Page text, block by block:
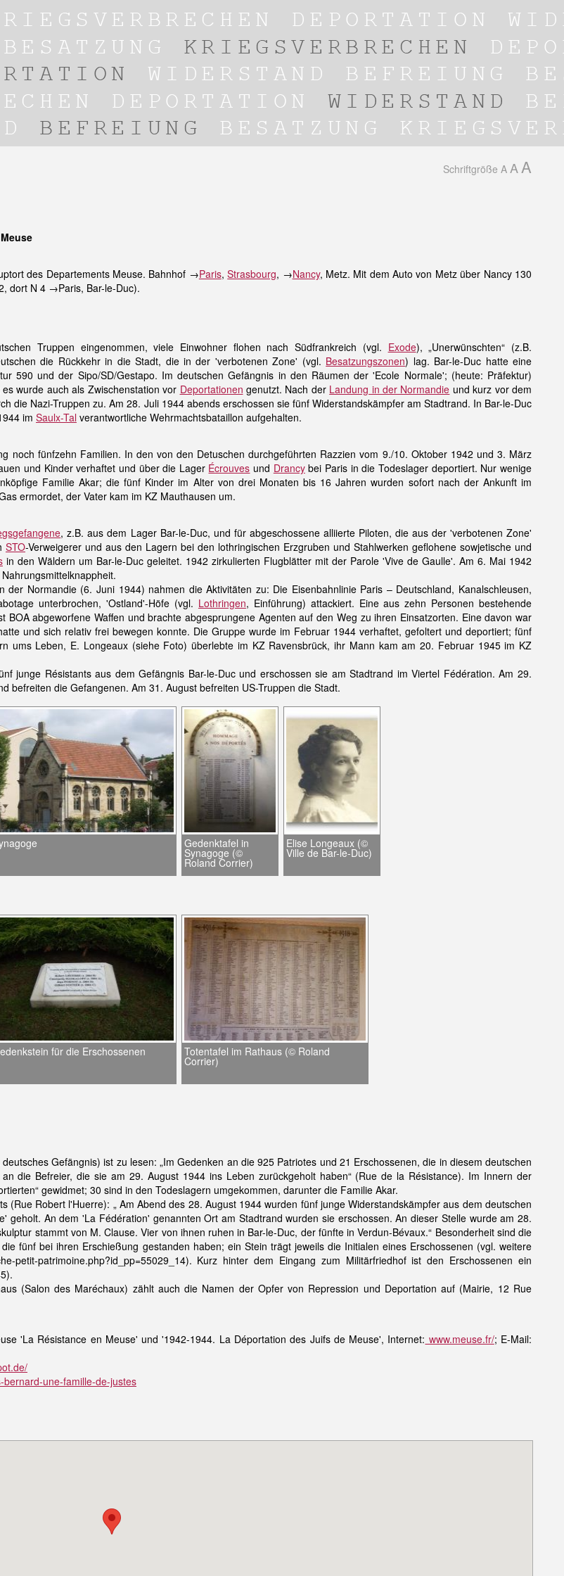
Schriftgröße A A A
des Departements Meuse. Bahnhof →Paris,Strasbourg, →Nancy, Metz. Mit dem Auto von Metz über Nancy 130
dort N 4 →Paris, Bar-le-Duc).
Truppen eingenommen, viele Einwohner flohen nach Südfrankreich (vgl. Exode), „Unerwünschten“ (z.B.
die Rückkehr in die Stadt, die in der 'verbotenen Zone' (vgl. Besatzungszonen) lag. Bar-le-Duc hatte eine
590 und der Sipo/SD/Gestapo. Im deutschen Gefängnis in den Räumen der 'Ecole Normale'; (heute: Präfektur)
wurde auch als Zwischenstation vor Deportationen genutzt. Nach der Landung in der Normandie und kurz vor dem
die Nazi-Truppen zu. Am 28. Juli 1944 abends erschossen sie fünf Widerstandskämpfer am Stadtrand. In Bar-le-Duc
im Saulx-Tal verantwortliche Wehrmachtsbataillon aufgehalten.
noch fünfzehn Familien. In den von den Detuschen durchgeführten Razzien vom 9./10. Oktober 1942 und 3. März
und Kinder verhaftet und über die Lager Écrouves und Drancybei Paris in die Todeslager deportiert. Nur wenige
Familie Akar; die fünf Kinder im Alter von drei Monaten bis 16 Jahren wurden sofort nach der Ankunft im
ermordet, der Vater kam im KZ Mauthausen um.
, z.B. aus dem Lager Bar-le-Duc, und für abgeschossene alliierte Piloten, die aus der 'verbotenen Zone'
STO-Verweigerer und aus den Lagern bei den lothringischen Erzgruben und Stahlwerken geflohene sowjetische und
in den Wäldern um Bar-le-Duc geleitet. 1942 zirkulierten Flugblätter mit der Parole 'Vive de Gaulle'. Am 6. Mai 1942
Normandie (6. Juni 1944) nahmen die Aktivitäten zu: Die Eisenbahnlinie Paris – Deutschland, Kanalschleusen,
unterbrochen, 'Ostland'-Höfe (vgl. Lothringen, Einführung) attackiert. Eine aus zehn Personen bestehende
BOA abgeworfene Waffen und brachte abgesprungene Agenten auf den Weg zu ihren Einsatzorten. Eine davon war
und sich relativ frei bewegen konnte. Die Gruppe wurde im Februar 1944 verhaftet, gefoltert und deportiert; fünf
ums Leben, E. Longeaux (siehe Foto) überlebte im KZ Ravensbrück, ihr Mann kam am 20. Februar 1945 im KZ
junge Résistants aus dem Gefängnis Bar-le-Duc und erschossen sie am Stadtrand im Viertel Fédération. Am 29.
befreiten die Gefangenen. Am 31. August befreiten US-Truppen die Stadt.
Gedenktafel in
Synagoge (©
Roland Corrier)
Elise Longeaux (©
Ville de Bar-le-Duc)
für die Erschossenen Totentafel im Rathaus (© Roland
Corrier)
Gefängnis) ist zu lesen: „Im Gedenken an die 925 Patriotes und 21 Erschossenen, die in diesem deutschen
die Befreier, die sie am 29. August 1944 ins Leben zurückgeholt haben“ (Rue de la Résistance). Im Innern der
gewidmet; 30 sind in den Todeslagern umgekommen, darunter die Familie Akar.
(Rue Robert l'Huerre): „ Am Abend des 28. August 1944 wurden fünf junge Widerstandskämpfer aus dem deutschen
geholt. An dem 'La Fédération' genannten Ort am Stadtrand wurden sie erschossen. An dieser Stelle wurde am 28.
stammt von M. Clause. Vier von ihnen ruhen in Bar-le-Duc, der fünfte in Verdun-Bévaux.“ Besonderheit sind die
fünf bei ihren Erschießung gestanden haben; ein Stein trägt jeweils die Initialen eines Erschossenen (vgl. weitere
petit-patrimoine.php?id_pp=55029_14). Kurz hinter dem Eingang zum Militärfriedhof ist den Erschossenen ein
(Salon des Maréchaux) zählt auch die Namen der Opfer von Repression und Deportation auf (Mairie, 12 Rue
'La Résistance en Meuse' und '1942-1944. La Déportation des Juifs de Meuse', Internet: www.meuse.fr/; E-Mail:
une-famille-de-justes